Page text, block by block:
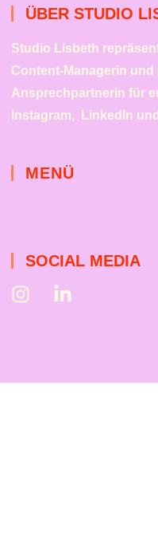
ÜBER STUDIO
Studio Lisbeth
Content-Managerin
Ansprechpartnerin für
Instagram, LinkedIn
MENÜ
SOCIAL MEDIA